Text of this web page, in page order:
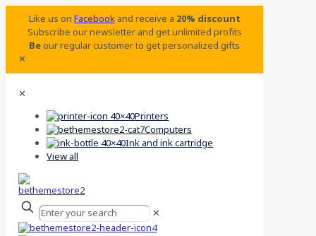
Like us onFacebookand receive a 20% discount
Subscribe our newsletter and get unlimited profits
Beour regular customer to get personalized gifts
✕
✕
Printers
Computers
Ink and ink cartridge
View all
✕